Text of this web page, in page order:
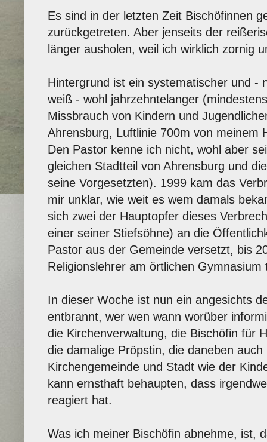
Es sind in der letzten Zeit Bischöfinnen
zurückgetreten. Aber jenseits der
länger ausholen, weil ich wirklich zornig
Hintergrund ist ein systematischer und -
weiß - wohl jahrzehntelanger
Missbrauch von Kindern und
Ahrensburg, Luftlinie 700m von meinem
Den Pastor kenne ich nicht, wohl aber
gleichen Stadtteil von Ahrensburg und
seine Vorgesetzten). 1999 kam das
mir unklar, wie weit es wem damals
sich zwei der Hauptopfer dieses
einer seiner Stiefsöhne) an die
Pastor aus der Gemeinde versetzt, bis
Religionslehrer am örtlichen Gymnasium
In dieser Woche ist nun ein angesichts
entbrannt, wer wen wann worüber
die Kirchenverwaltung, die Bischöfin für
die damalige Pröpstin, die daneben
Kirchengemeinde und Stadt wie der
kann ernsthaft behaupten, dass
reagiert hat.
Was ich meiner Bischöfin abnehme, ist,